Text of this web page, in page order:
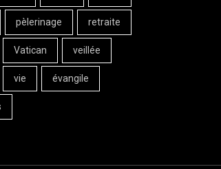
pèlerinage retraite
Vatican veillée
vie évangile